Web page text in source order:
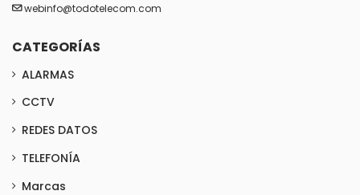
webinfo@todotelecom.com
CATEGORÍAS
ALARMAS
CCTV
REDES DATOS
TELEFONÍA
Marcas